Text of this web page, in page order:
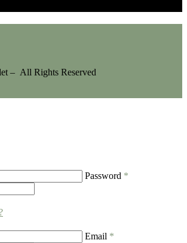
– All Rights Reserved
Password *
Email *